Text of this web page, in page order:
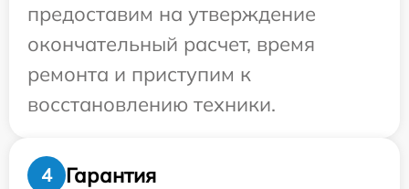
предоставим на утверждение
окончательный расчет, время
ремонта и приступим к
восстановлению техники.
4
Гарантия